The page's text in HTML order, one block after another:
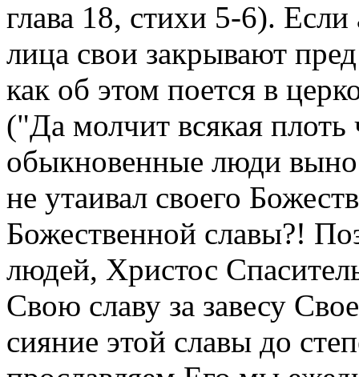
глава 18, стихи 5-6).
лица свои закрывают
как об этом поется в
("Да молчит всякая
обыкновенные люди
не утаивал своего
Божественной славы?!
людей, Христос
Свою славу за завесу
сияние этой славы до